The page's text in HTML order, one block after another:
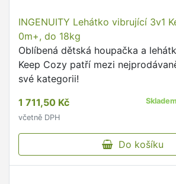
INGENUITY Lehátko vibrující 3v1
0m+, do 18kg
Oblíbená dětská houpačka a
Keep Cozy patří mezi
své kategorii!
1 711,50 Kč
včetně DPH
Do košíku